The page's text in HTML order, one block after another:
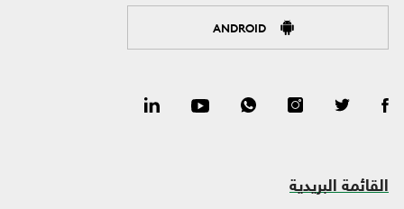
ANDROID
القائمة البريدية